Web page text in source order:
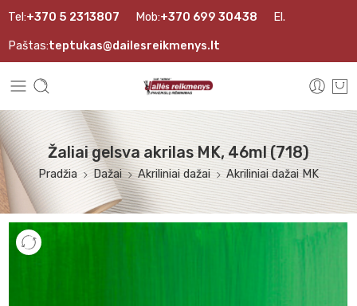
Tel:+370 5 2313807 Mob:+370 699 30438 El.
Paštas:teptukas@dailesreikmenys.lt
Žaliai gelsva akrilas MK, 46ml (718)
Pradžia Dažai Akriliniai dažai Akriliniai dažai MK